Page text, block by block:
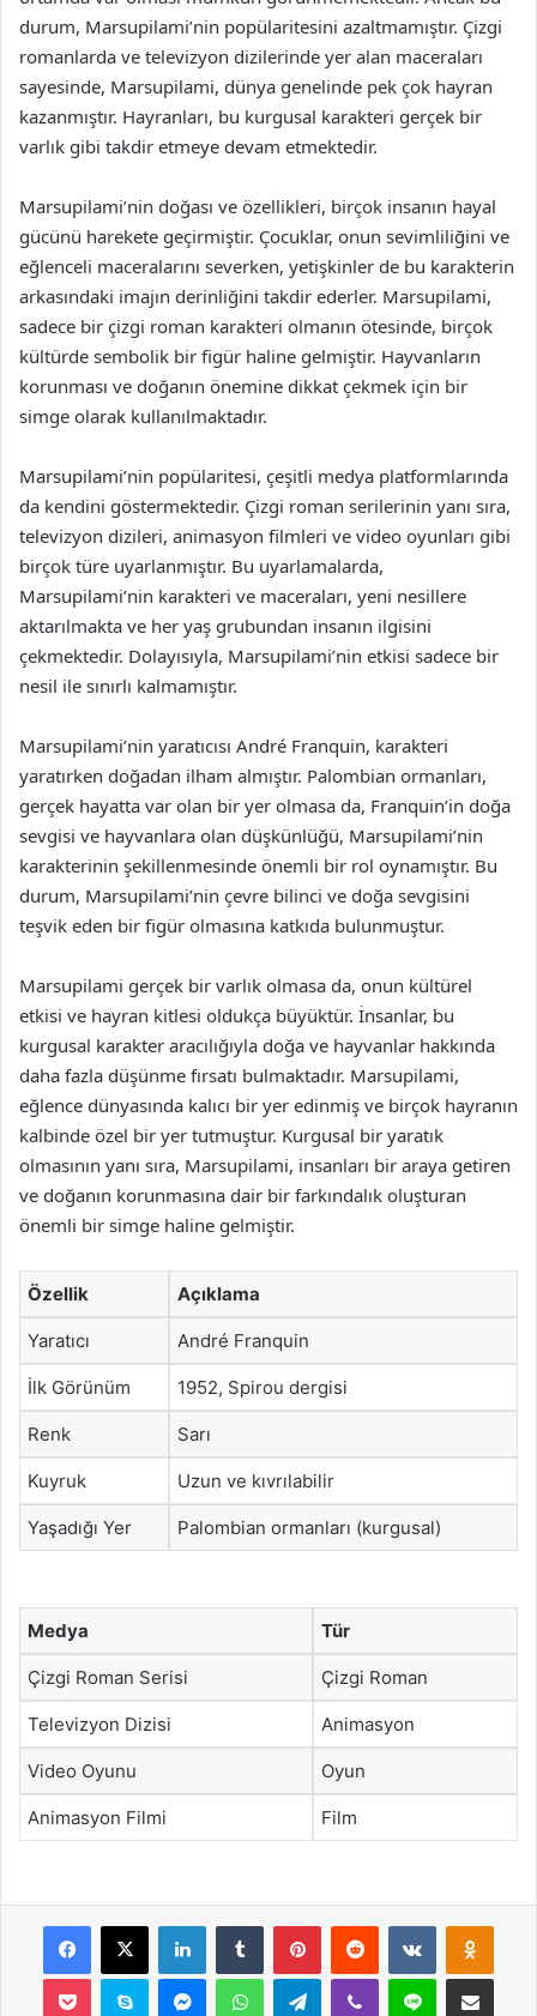
durum, Marsupilami’nin popülaritesini azaltmamıştır. Çizgi
romanlarda ve televizyon dizilerinde yer alan maceraları
sayesinde, Marsupilami, dünya genelinde pek çok hayran
kazanmıştır. Hayranları, bu kurgusal karakteri gerçek bir
varlık gibi takdir etmeye devam etmektedir.
Marsupilami’nin doğası ve özellikleri, birçok insanın hayal
gücünü harekete geçirmiştir. Çocuklar, onun sevimliliğini ve
eğlenceli maceralarını severken, yetişkinler de bu karakterin
arkasındaki imajın derinliğini takdir ederler. Marsupilami,
sadece bir çizgi roman karakteri olmanın ötesinde, birçok
kültürde sembolik bir figür haline gelmiştir. Hayvanların
korunması ve doğanın önemine dikkat çekmek için bir
simge olarak kullanılmaktadır.
Marsupilami’nin popülaritesi, çeşitli medya platformlarında
da kendini göstermektedir. Çizgi roman serilerinin yanı sıra,
televizyon dizileri, animasyon filmleri ve video oyunları gibi
birçok türe uyarlanmıştır. Bu uyarlamalarda,
Marsupilami’nin karakteri ve maceraları, yeni nesillere
aktarılmakta ve her yaş grubundan insanın ilgisini
çekmektedir. Dolayısıyla, Marsupilami’nin etkisi sadece bir
nesil ile sınırlı kalmamıştır.
Marsupilami’nin yaratıcısı André Franquin, karakteri
yaratırken doğadan ilham almıştır. Palombian ormanları,
gerçek hayatta var olan bir yer olmasa da, Franquin’in doğa
sevgisi ve hayvanlara olan düşkünlüğü, Marsupilami’nin
karakterinin şekillenmesinde önemli bir rol oynamıştır. Bu
durum, Marsupilami’nin çevre bilinci ve doğa sevgisini
teşvik eden bir figür olmasına katkıda bulunmuştur.
Marsupilami gerçek bir varlık olmasa da, onun kültürel
etkisi ve hayran kitlesi oldukça büyüktür. İnsanlar, bu
kurgusal karakter aracılığıyla doğa ve hayvanlar hakkında
daha fazla düşünme fırsatı bulmaktadır. Marsupilami,
eğlence dünyasında kalıcı bir yer edinmiş ve birçok hayranın
kalbinde özel bir yer tutmuştur. Kurgusal bir yaratık
olmasının yanı sıra, Marsupilami, insanları bir araya getiren
ve doğanın korunmasına dair bir farkındalık oluşturan
önemli bir simge haline gelmiştir.
Özellik Açıklama
Yaratıcı André Franquin
İlk Görünüm 1952, Spirou dergisi
Renk Sarı
Kuyruk Uzun ve kıvrılabilir
Yaşadığı Yer Palombian ormanları (kurgusal)
Medya Tür
Çizgi Roman Serisi Çizgi Roman
Televizyon Dizisi Animasyon
Video Oyunu Oyun
Animasyon Filmi Film
Facebook
X LinkedInTumblr PinterestReddit VKontakte
Pocket Skype MessengerWhatsAppTelegramViber Line E-Posta ile